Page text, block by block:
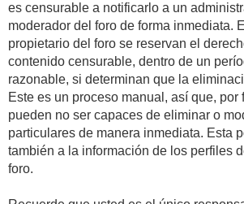
es censurable a notificarlo a un
moderador del foro de forma inmediata.
propietario del foro se reservan el
contenido censurable, dentro de un
razonable, si determinan que la
Este es un proceso manual, así que, por
pueden no ser capaces de eliminar o
particulares de manera inmediata. Esta
también a la información de los perfiles
foro.